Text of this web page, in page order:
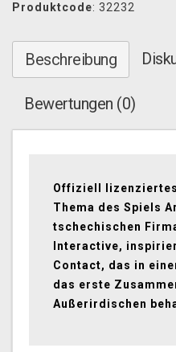
Produktcode: 32232
Beschreibung
Bewertungen (0)
Offiziell
Thema des Spiels
tschechischen
Interactive,
Contact, das in
das erste
Außerirdischen